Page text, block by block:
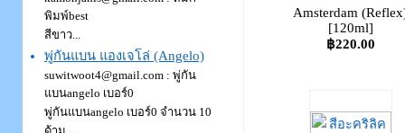
พิมพ์best
สีขาว...
พู่กันแบน แองเจโล่ (Angelo)
suwitwoot4@gmail.com : พู่กัน
แบนangelo เบอร์0
พู่กันแบนangelo เบอร์0 จำนวน 10
Amsterdam
[120ml]
฿220.00